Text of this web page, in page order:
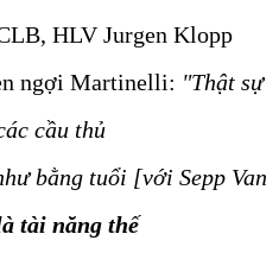
HLV Jurgen Klopp
ngợi Martinelli: "Thật sự
cầu thủ
bằng tuổi [với Sepp Van
tài năng thế